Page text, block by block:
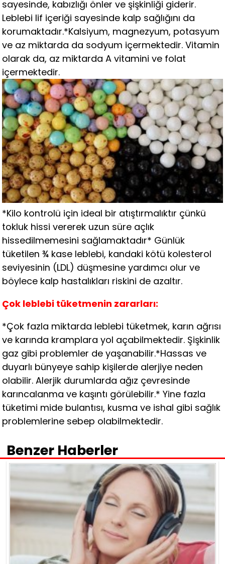
sayesinde, kabızlığı önler ve şişkinliği giderir.
Leblebi lif içeriği sayesinde kalp sağlığını da
korumaktadır.*Kalsiyum, magnezyum, potasyum
ve az miktarda da sodyum içermektedir. Vitamin
olarak da, az miktarda A vitamini ve folat
içermektedir.
*Kilo kontrolü için ideal bir atıştırmalıktır çünkü
tokluk hissi vererek uzun süre açlık
hissedilmemesini sağlamaktadır* Günlük
tüketilen ¾ kase leblebi, kandaki kötü kolesterol
seviyesinin (LDL) düşmesine yardımcı olur ve
böylece kalp hastalıkları riskini de azaltır.
Çok leblebi tüketmenin zararları:
*Çok fazla miktarda leblebi tüketmek, karın ağrısı
ve karında kramplara yol açabilmektedir. Şişkinlik
gaz gibi problemler de yaşanabilir.*Hassas ve
duyarlı bünyeye sahip kişilerde alerjiye neden
olabilir. Alerjik durumlarda ağız çevresinde
karıncalanma ve kaşıntı görülebilir.* Yine fazla
tüketimi mide bulantısı, kusma ve ishal gibi sağlık
problemlerine sebep olabilmektedir.
Benzer Haberler